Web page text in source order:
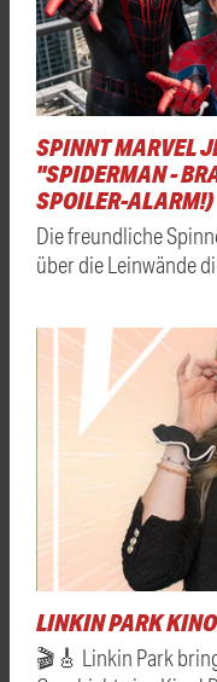
SPINNT MARVEL
"SPIDERMAN -
SPOILER-ALARM!)
Die freundliche
über die Leinwände
LINKIN PARK
🎬🎸 Linkin Park